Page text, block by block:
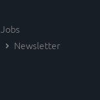
Jobs
Newsletter